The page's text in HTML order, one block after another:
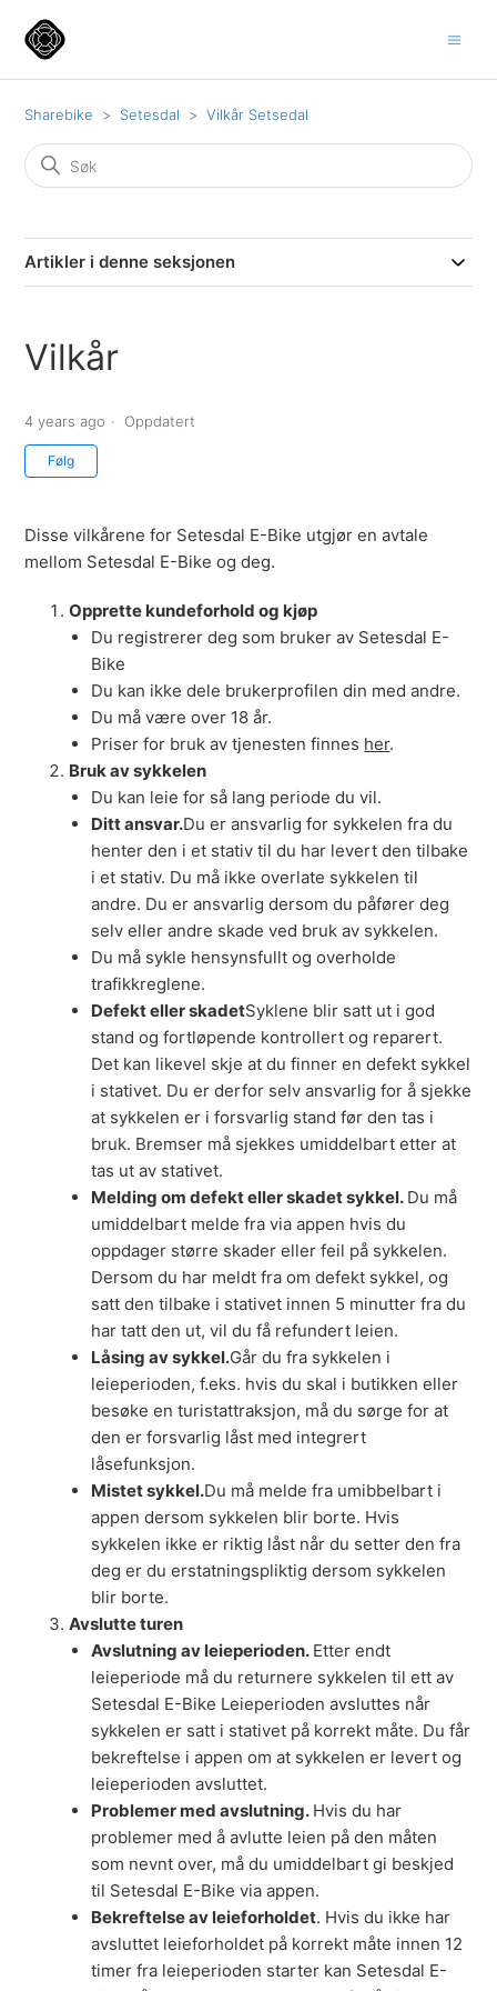
Sharebike Setesdal Vilkår Setsedal
Artikler i denne seksjonen
Vilkår
4 years ago Oppdatert
Følg
Disse vilkårene for Setesdal E-Bike utgjør en avtale
mellom Setesdal E-Bike og deg.
Opprette kundeforhold og kjøp
Du registrerer deg som bruker av Setesdal E-
Bike
Du kan ikke dele brukerprofilen din med andre.
Du må være over 18 år.
Priser for bruk av tjenesten finnes her.
Bruk av sykkelen
Du kan leie for så lang periode du vil.
Ditt ansvar.Du er ansvarlig for sykkelen fra du
henter den i et stativ til du har levert den tilbake
i et stativ. Du må ikke overlate sykkelen til
andre. Du er ansvarlig dersom du påfører deg
selv eller andre skade ved bruk av sykkelen.
Du må sykle hensynsfullt og overholde
trafikkreglene.
Defekt eller skadetSyklene blir satt ut i god
stand og fortløpende kontrollert og reparert.
Det kan likevel skje at du finner en defekt sykkel
i stativet. Du er derfor selv ansvarlig for å sjekke
at sykkelen er i forsvarlig stand før den tas i
bruk. Bremser må sjekkes umiddelbart etter at
tas ut av stativet.
Melding om defekt eller skadet sykkel. Du må
umiddelbart melde fra via appen hvis du
oppdager større skader eller feil på sykkelen.
Dersom du har meldt fra om defekt sykkel, og
satt den tilbake i stativet innen 5 minutter fra du
har tatt den ut, vil du få refundert leien.
Låsing av sykkel.Går du fra sykkelen i
leieperioden, f.eks. hvis du skal i butikken eller
besøke en turistattraksjon, må du sørge for at
den er forsvarlig låst med integrert
låsefunksjon.
Mistet sykkel.Du må melde fra umibbelbart i
appen dersom sykkelen blir borte. Hvis
sykkelen ikke er riktig låst når du setter den fra
deg er du erstatningspliktig dersom sykkelen
blir borte.
Avslutte turen
Avslutning av leieperioden. Etter endt
leieperiode må du returnere sykkelen til ett av
Setesdal E-Bike Leieperioden avsluttes når
sykkelen er satt i stativet på korrekt måte. Du får
bekreftelse i appen om at sykkelen er levert og
leieperioden avsluttet.
Problemer med avslutning. Hvis du har
problemer med å avlutte leien på den måten
som nevnt over, må du umiddelbart gi beskjed
til Setesdal E-Bike via appen.
Bekreftelse av leieforholdet. Hvis du ikke har
avsluttet leieforholdet på korrekt måte innen 12
timer fra leieperioden starter kan Setesdal E-